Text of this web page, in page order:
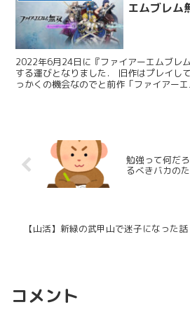
エムブレム
2022年6月24日に『ファイアーエムブレ
する運びとなりました． 旧作はプレイし
っかくの機会なのでと前作「ファイアー
勉強って何だ
るべきバカの
【山活】新緑の武甲山で迷子になった話
コメント